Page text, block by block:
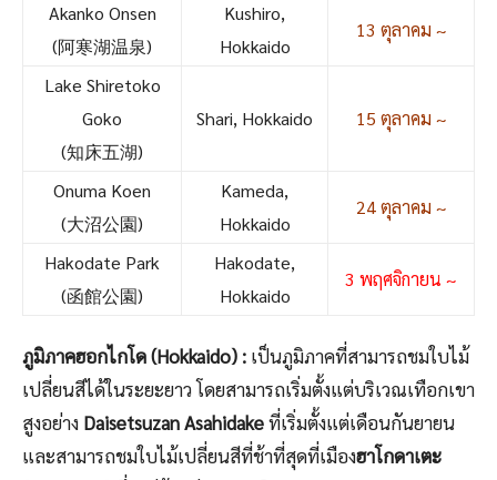
Akanko Onsen
(阿寒湖温泉)
Kushiro,
Hokkaido
13 ตุลาคม ~
Lake Shiretoko
Goko
(知床五湖)
Shari, Hokkaido 15 ตุลาคม ~
Onuma Koen
(大沼公園)
Kameda,
Hokkaido
24 ตุลาคม ~
Hakodate Park
(函館公園)
Hakodate,
Hokkaido
3 พฤศจิกายน ~
ภูมิภาคฮอกไกโด (Hokkaido) : เป็นภูมิภาคที่สามารถชมใบไม้
เปลี่ยนสีได้ในระยะยาว โดยสามารถเริ่มตั้งแต่บริเวณเทือกเขา
สูงอย่าง Daisetsuzan Asahidakeที่เริ่มตั้งแต่เดือนกันยายน
และสามารถชมใบไม้เปลี่ยนสีที่ช้าที่สุดที่เมืองฮาโกดาเตะ